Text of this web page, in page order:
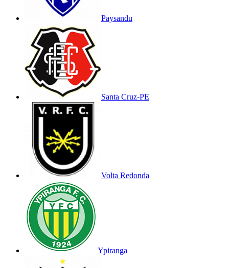
Paysandu
Santa Cruz-PE
Volta Redonda
Ypiranga